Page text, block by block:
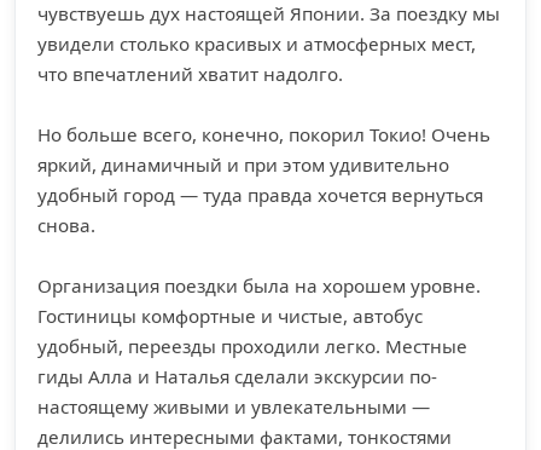
чувствуешь дух настоящей Японии. За поездку мы
увидели столько красивых и атмосферных мест,
что впечатлений хватит надолго.
Но больше всего, конечно, покорил Токио! Очень
яркий, динамичный и при этом удивительно
удобный город — туда правда хочется вернуться
снова.
Организация поездки была на хорошем уровне.
Гостиницы комфортные и чистые, автобус
удобный, переезды проходили легко. Местные
гиды Алла и Наталья сделали экскурсии по-
настоящему живыми и увлекательными —
делились интересными фактами, тонкостями